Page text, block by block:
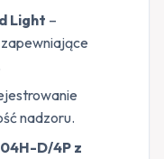
Light –
nadzoru.
D/4P z